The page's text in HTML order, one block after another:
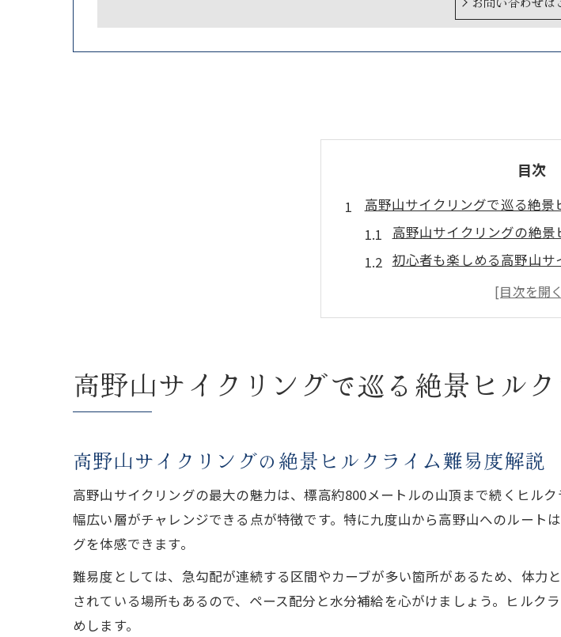
目次
高野山サイクリングで巡る絶景
高野山サイクリングの絶
初心者も楽しめる高野山
高野山ヒルクライムで体感
高野山サイクリングの人
サイクリング初心者にも優し
初心者向け高野山サイク
高野山サイクリングで安心
高野山自転車観光を快適に
高野山ヒルクライムで目
高野山サイクリングで巡る絶景ヒル
高野山サイクリングの絶景ヒルクライム難易度解説
高野山サイクリングの最大の魅力は、標高約800メートルの山頂まで続くヒル
幅広い層がチャレンジできる点が特徴です。特に九度山から高野山へのルー
グを体感できます。
難易度としては、急勾配が連続する区間やカーブが多い箇所があるため、体
されている場所もあるので、ペース配分と水分補給を心がけましょう。ヒル
めします。